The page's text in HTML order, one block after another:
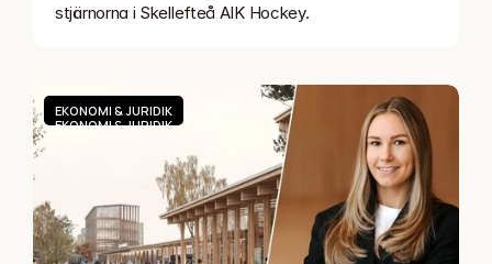
stjärnorna i Skellefteå AIK Hockey.
EKONOMI & JURIDIK
EKONOMI & JURIDIK